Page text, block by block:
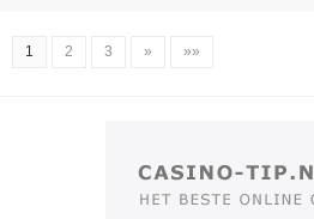
1 2 3 » »»